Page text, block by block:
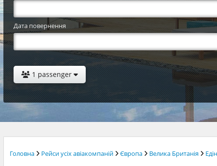
Дата повернення
1 passenger
Головна Рейси усіх авіакомпаній Європа Велика Британія